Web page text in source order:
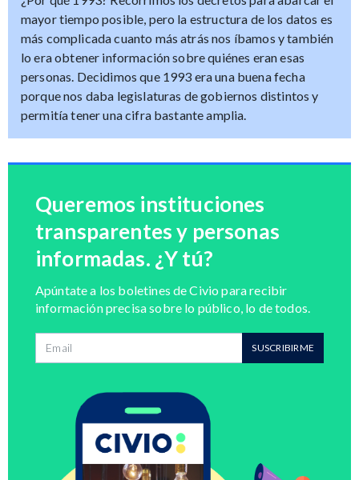
mayor tiempo posible, pero la estructura de los datos es
más complicada cuanto más atrás nos íbamos y también
lo era obtener información sobre quiénes eran esas
personas. Decidimos que 1993 era una buena fecha
porque nos daba legislaturas de gobiernos distintos y
permitía tener una cifra bastante amplia.
Queremos instituciones
transparentes y personas
informadas. ¿Y tú?
Apúntate a los boletines de Civio para recibir
información precisa sobre lo público, lo de todos.
Dirección de correo SUSCRIBIRME